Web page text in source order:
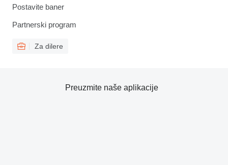
Postavite baner
Partnerski program
Za dilere
Preuzmite naše aplikacije